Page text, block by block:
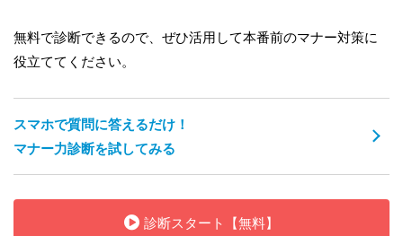
無料で診断できるので、ぜひ活用して本番前のマナー対策に
役立ててください。
スマホで質問に答えるだけ！
マナー力診断を試してみる
診断スタート【無料】